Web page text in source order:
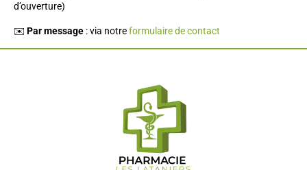
d’ouverture)
✉️ Par message : via notreformulaire de contact